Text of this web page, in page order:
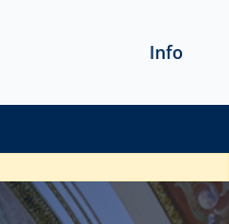
Info